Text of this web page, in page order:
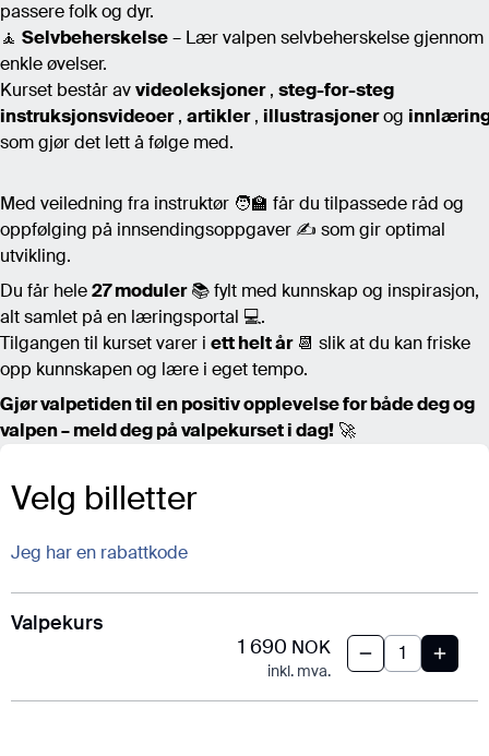
passere folk og dyr.
🧘 Selvbeherskelse– Lær valpen selvbeherskelse gjennom
enkle øvelser.
Kurset består avvideoleksjoner, steg-for-steg
instruksjonsvideoer, artikler, illustrasjonerog
som gjør det lett å følge med.
Med veiledning fra instruktør 🧑‍🏫 får du tilpassede råd og
oppfølging på innsendingsoppgaver ✍️ som gir optimal
utvikling.
Du får hele27 moduler📚 fylt med kunnskap og inspirasjon,
alt samlet på en læringsportal 💻.
Tilgangen til kurset varer i ett helt år📆 slik at du kan friske
opp kunnskapen og lære i eget tempo.
Gjør valpetiden til en positiv opplevelse for både deg og
valpen – meld deg på valpekurset i dag! 🚀
Velg billetter
Jeg har en rabattkode
Valpekurs
1 690 NOK
inkl. mva.